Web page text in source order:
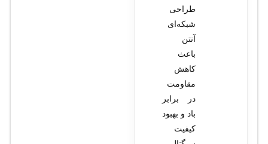
طراحی
شبکه‌ای
آنتن
باعث
کاهش
مقاومت
در برابر
باد و بهبود
کیفیت